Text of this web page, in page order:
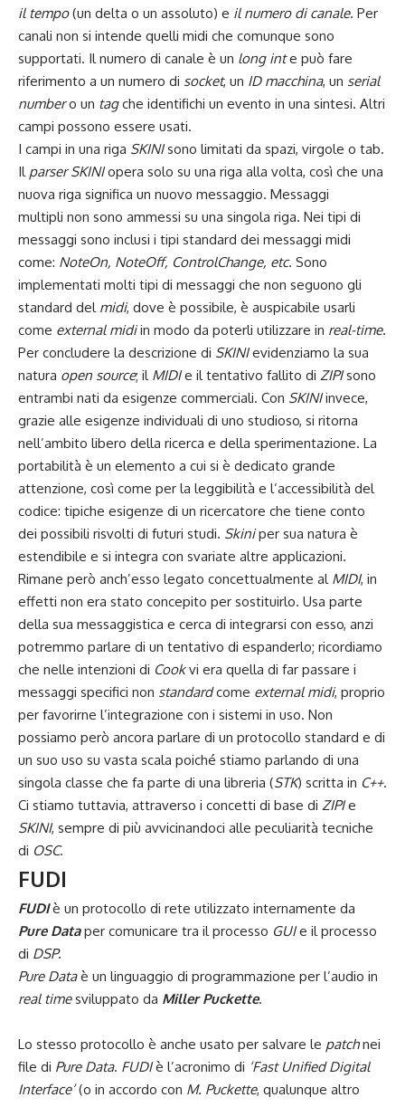
il tempo(un delta o un assoluto) e il numero di canale. Per
canali non si intende quelli midi che comunque sono
supportati. Il numero di canale è un long inte può fare
riferimento a un numero di socket, un ID macchina, un serial
numbero un tagche identifichi un evento in una sintesi. Altri
campi possono essere usati.
I campi in una riga SKINIsono limitati da spazi, virgole o tab.
Il parser SKINIopera solo su una riga alla volta, così che una
nuova riga significa un nuovo messaggio. Messaggi
multipli non sono ammessi su una singola riga. Nei tipi di
messaggi sono inclusi i tipi standard dei messaggi midi
come: NoteOn, NoteOff, ControlChange, etc. Sono
implementati molti tipi di messaggi che non seguono gli
standard del midi, dove è possibile, è auspicabile usarli
come external midiin modo da poterli utilizzare in real-time.
Per concludere la descrizione di SKINIevidenziamo la sua
natura open source; il MIDIe il tentativo fallito di ZIPIsono
entrambi nati da esigenze commerciali. Con SKINIinvece,
grazie alle esigenze individuali di uno studioso, si ritorna
nell’ambito libero della ricerca e della sperimentazione. La
portabilità è un elemento a cui si è dedicato grande
attenzione, così come per la leggibilità e l’accessibilità del
codice: tipiche esigenze di un ricercatore che tiene conto
dei possibili risvolti di futuri studi. Skiniper sua natura è
estendibile e si integra con svariate altre applicazioni.
Rimane però anch’esso legato concettualmente al MIDI, in
effetti non era stato concepito per sostituirlo. Usa parte
della sua messaggistica e cerca di integrarsi con esso, anzi
potremmo parlare di un tentativo di espanderlo; ricordiamo
che nelle intenzioni di Cookvi era quella di far passare i
messaggi specifici non standardcome external midi, proprio
per favorirne l’integrazione con i sistemi in uso. Non
possiamo però ancora parlare di un protocollo standard e di
un suo uso su vasta scala poiché stiamo parlando di una
singola classe che fa parte di una libreria (STK) scritta in C++.
Ci stiamo tuttavia, attraverso i concetti di base di ZIPIe
SKINI, sempre di più avvicinandoci alle peculiarità tecniche
di OSC.
FUDI
FUDIè un protocollo di rete utilizzato internamente da
Pure Dataper comunicare tra il processo GUIe il processo
di DSP.
Pure Dataè un linguaggio di programmazione per l’audio in
real timesviluppato da Miller Puckette.
Lo stesso protocollo è anche usato per salvare le patchnei
file di Pure Data. FUDIè l’acronimo di ‘Fast Unified Digital
Interface’(o in accordo con M. Puckette, qualunque altro